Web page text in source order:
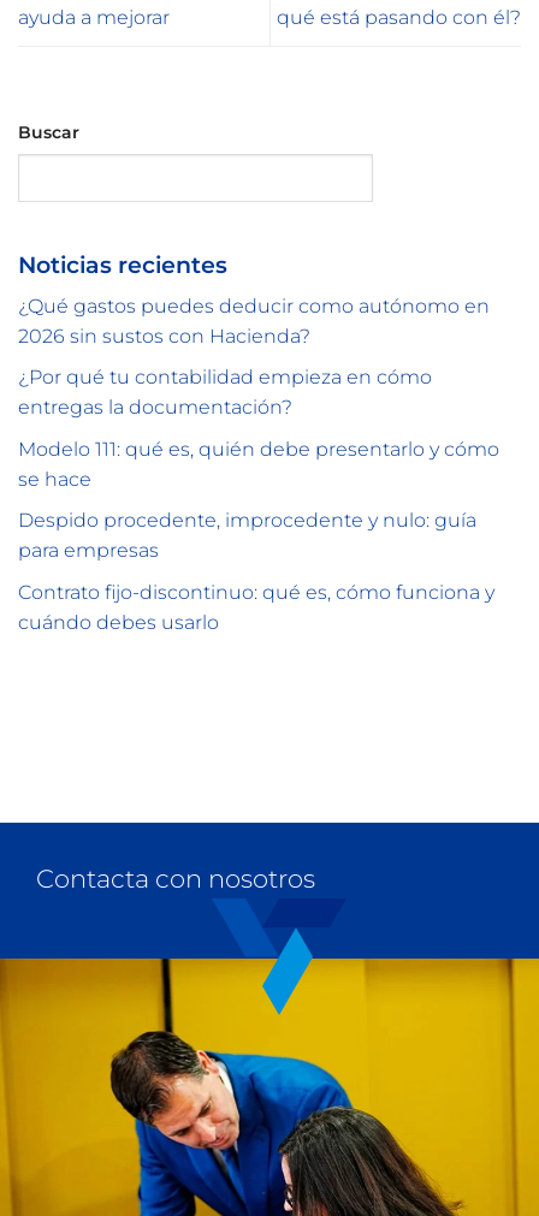
ayuda a mejorar
qué está pasando con él?
Buscar
Noticias recientes
¿Qué gastos puedes deducir como autónomo en
2026 sin sustos con Hacienda?
¿Por qué tu contabilidad empieza en cómo
entregas la documentación?
Modelo 111: qué es, quién debe presentarlo y cómo
se hace
Despido procedente, improcedente y nulo: guía
para empresas
Contrato fijo-discontinuo: qué es, cómo funciona y
cuándo debes usarlo
Contacta con nosotros